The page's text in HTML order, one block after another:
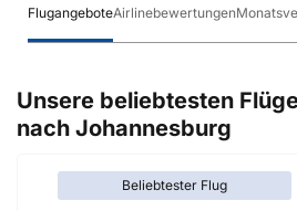
FlugangeboteAirlinebewertungen
Unsere beliebtesten
nach Johannesburg
Beliebtester Flug